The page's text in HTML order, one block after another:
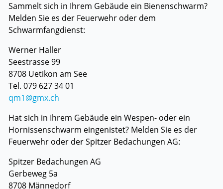
Sammelt sich in Ihrem Gebäude ein Bienenschwarm?
Melden Sie es der Feuerwehr oder dem
Schwarmfangdienst:
Werner Haller
Seestrasse 99
8708 Uetikon am See
Tel. 079 627 34 01
qm1@gmx.ch
Hat sich in Ihrem Gebäude ein Wespen- oder ein
Hornissenschwarm eingenistet? Melden Sie es der
Feuerwehr oder derSpitzer Bedachungen AG:
Spitzer Bedachungen AG
Gerbeweg 5a
8708 Männedorf